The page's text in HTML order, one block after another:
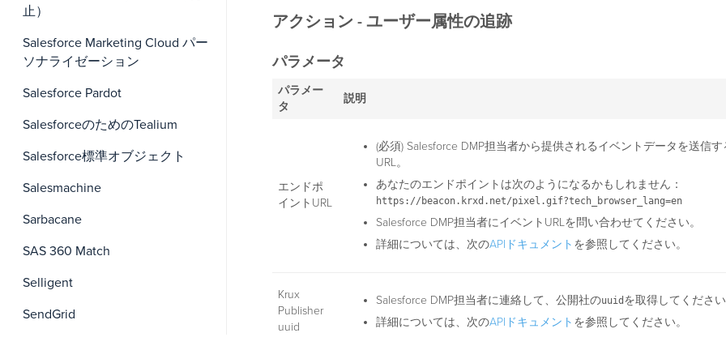
止）
Salesforce Marketing Cloud パー
ソナライゼーション
Salesforce Pardot
SalesforceのためのTealium
Salesforce標準オブジェクト
Salesmachine
Sarbacane
SAS 360 Match
Selligent
SendGrid
アクション - ユーザー属性の追跡
パラメータ
パラメー
タ
説明
エンドポ
イントURL
(必須) Salesforce DMP担当者から提供されるイベントデータを送信す
URL。
あなたのエンドポイントは次のようになるかもしれません：
https://beacon.krxd.net/pixel.gif?tech_browser_lang=en
Salesforce DMP担当者にイベントURLを問い合わせてください。
詳細については、次のAPIドキュメント を参照してください。
Krux
Publisher
uuid
Salesforce DMP担当者に連絡して、公開社のuuid を取得してください
詳細については、次のAPIドキュメント を参照してください。